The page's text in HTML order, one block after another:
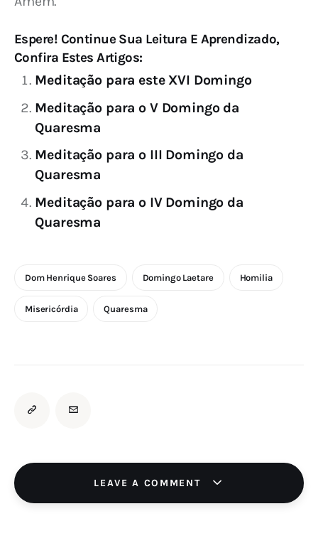
Espere! Continue Sua Leitura E Aprendizado,
Confira Estes Artigos:
Meditação para este XVI Domingo
Meditação para o V Domingo da
Quaresma
Meditação para o III Domingo da
Quaresma
Meditação para o IV Domingo da
Quaresma
Dom Henrique Soares Domingo Laetare Homilia
Misericórdia Quaresma
LEAVE A COMMENT